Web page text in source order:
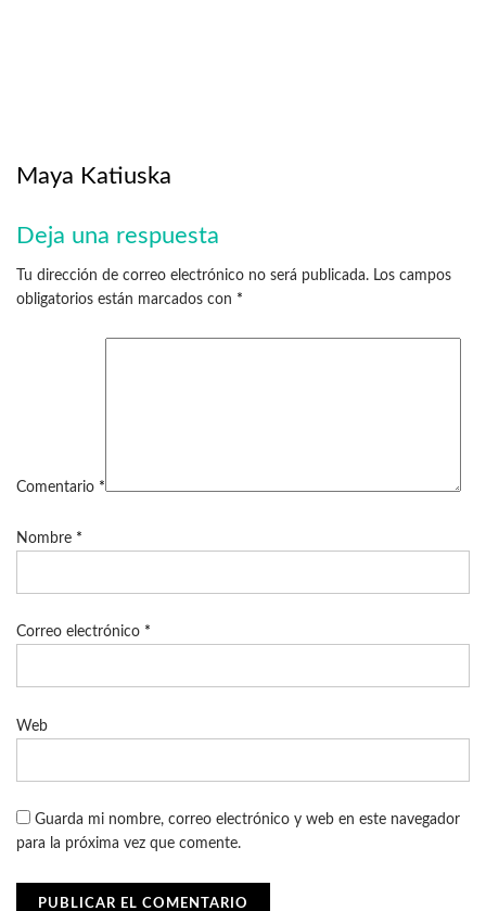
Maya Katiuska
Deja una respuesta
Tu dirección de correo electrónico no será publicada. Los campos
obligatorios están marcados con *
Comentario *
Nombre *
Correo electrónico *
Web
Guarda mi nombre, correo electrónico y web en este navegador
para la próxima vez que comente.